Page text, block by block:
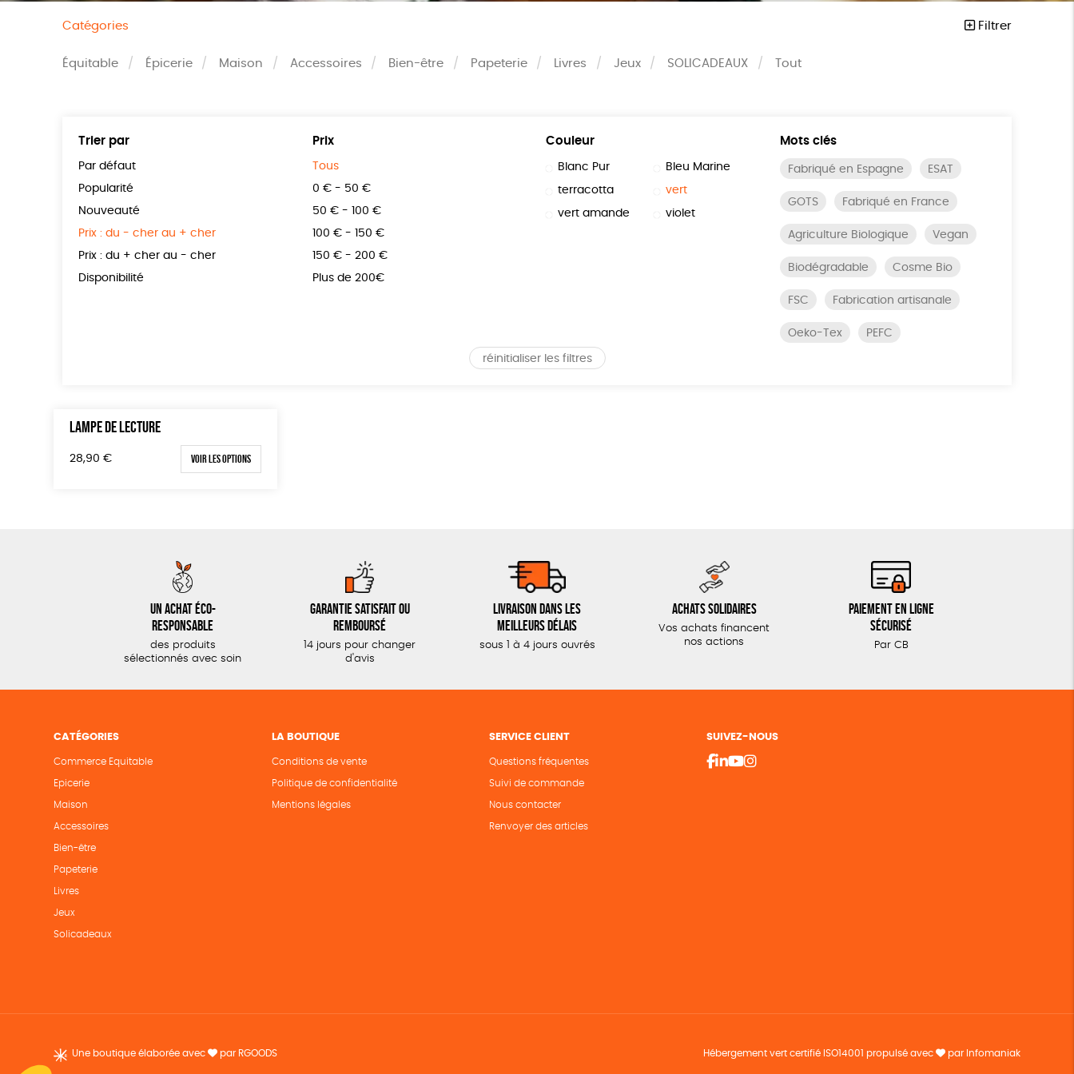
Catégories Filtrer
Équitable Épicerie Maison Accessoires Bien-être Papeterie Livres Jeux SOLICADEAUX Tout
Trier par
Par défaut
Popularité
Nouveauté
Prix : du - cher au + cher
Prix : du + cher au - cher
Disponibilité
Prix
Tous
0 € - 50 €
50 € - 100 €
100 € - 150 €
150 € - 200 €
Plus de 200€
Couleur
Blanc Pur Bleu Marine
terracotta vert
vert amande violet
Mots clés
Fabriqué en Espagne ESAT
GOTS Fabriqué en France
Agriculture Biologique Vegan
Biodégradable Cosme Bio
FSC Fabrication artisanale
Oeko-Tex PEFC
réinitialiser les filtres
LAMPE DE LECTURE
28,90 € Voir les options
Un achat éco-
responsable
des produits
sélectionnés avec soin
Garantie satisfait ou
remboursé
14 jours pour changer
d'avis
Livraison dans les
meilleurs délais
sous 1 à 4 jours ouvrés
Achats solidaires
Vos achats financent
nos actions
Paiement en ligne
sécurisé
Par CB
CATÉGORIES
Commerce Equitable
Epicerie
Maison
Accessoires
Bien-être
Papeterie
Livres
Jeux
Solicadeaux
LA BOUTIQUE
Conditions de vente
Politique de confidentialité
Mentions légales
SERVICE CLIENT
Questions fréquentes
Suivi de commande
Nous contacter
Renvoyer des articles
SUIVEZ-NOUS
Une boutique élaborée avec par RGOODS Hébergement vert certifié ISO14001 propulsé avec par Infomaniak